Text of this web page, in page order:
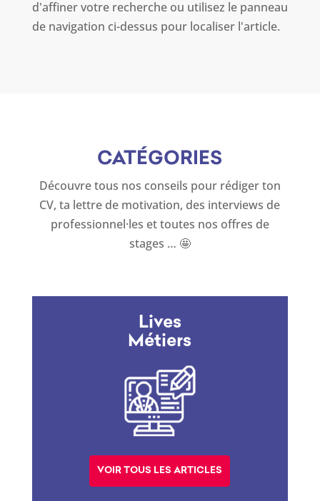
d'affiner votre recherche ou utilisez le panneau
de navigation ci-dessus pour localiser l'article.
CATÉGORIES
Découvre tous nos conseils pour rédiger ton
CV, ta lettre de motivation, des interviews de
professionnel·les et toutes nos offres de
stages … 🤩
Lives
Métiers
VOIR TOUS LES ARTICLES